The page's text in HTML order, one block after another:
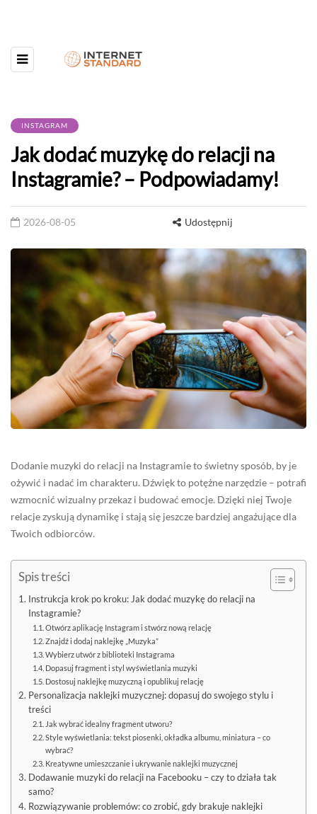
INSTAGRAM
Jak dodać muzykę do relacji na
Instagramie? – Podpowiadamy!
2026-08-05 Udostępnij
Dodanie muzyki do relacji na Instagramie to świetny sposób, by je
ożywić i nadać im charakteru. Dźwięk to potężne narzędzie – potrafi
wzmocnić wizualny przekaz i budować emocje. Dzięki niej Twoje
relacje zyskują dynamikę i stają się jeszcze bardziej angażujące dla
Twoich odbiorców.
Spis treści
Instrukcja krok po kroku: Jak dodać muzykę do relacji na
Instagramie?
Otwórz aplikację Instagram i stwórz nową relację
Znajdź i dodaj naklejkę „Muzyka”
Wybierz utwór z biblioteki Instagrama
Dopasuj fragment i styl wyświetlania muzyki
Dostosuj naklejkę muzyczną i opublikuj relację
Personalizacja naklejki muzycznej: dopasuj do swojego stylu i
treści
Jak wybrać idealny fragment utworu?
Style wyświetlania: tekst piosenki, okładka albumu, miniatura – co
wybrać?
Kreatywne umieszczanie i ukrywanie naklejki muzycznej
Dodawanie muzyki do relacji na Facebooku – czy to działa tak
samo?
Rozwiązywanie problemów: co zrobić, gdy brakuje naklejki